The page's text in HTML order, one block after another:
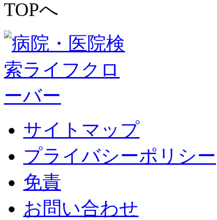
サイトマップ
プライバシーポリシー
免責
お問い合わせ